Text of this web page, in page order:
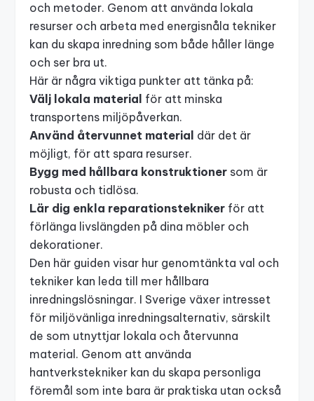
och metoder. Genom att använda lokala
resurser och arbeta med energisnåla tekniker
kan du skapa inredning som både håller länge
och ser bra ut.
Här är några viktiga punkter att tänka på:
Välj lokala material för att minska
transportens miljöpåverkan.
Använd återvunnet material där det är
möjligt, för att spara resurser.
Bygg med hållbara konstruktioner som är
robusta och tidlösa.
Lär dig enkla reparationstekniker för att
förlänga livslängden på dina möbler och
dekorationer.
Den här guiden visar hur genomtänkta val och
tekniker kan leda till mer hållbara
inredningslösningar. I Sverige växer intresset
för miljövänliga inredningsalternativ, särskilt
de som utnyttjar lokala och återvunna
material. Genom att använda
hantverkstekniker kan du skapa personliga
föremål som inte bara är praktiska utan också